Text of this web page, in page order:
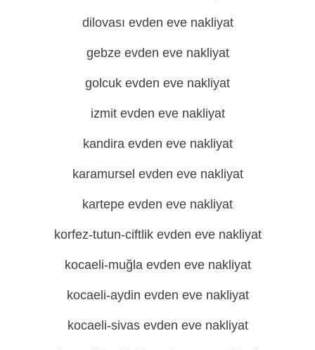
dilovası evden eve nakliyat
gebze evden eve nakliyat
golcuk evden eve nakliyat
izmit evden eve nakliyat
kandira evden eve nakliyat
karamursel evden eve nakliyat
kartepe evden eve nakliyat
korfez-tutun-ciftlik evden eve nakliyat
kocaeli-muğla evden eve nakliyat
kocaeli-aydin evden eve nakliyat
kocaeli-sivas evden eve nakliyat